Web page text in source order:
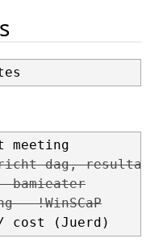
meeting
dag, resultaat
- !WinSCaP